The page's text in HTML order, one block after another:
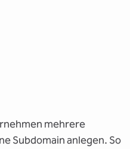
mehrere
Subdomain anlegen. So